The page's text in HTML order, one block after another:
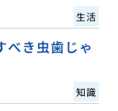
生活
べき虫歯じゃ
知識